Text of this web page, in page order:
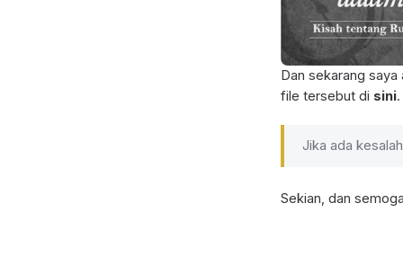
Dan sekarang
file tersebut di sini.
Jika ada
Sekian, dan